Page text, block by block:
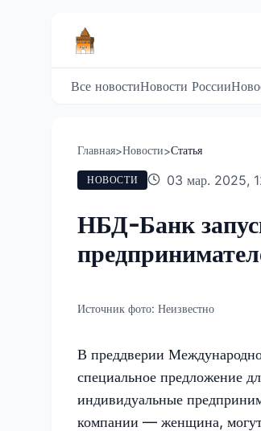
Все новостиНовости России
Главная>Новости>Статья
НОВОСТИ 03 мар. 2025,
НБД-Банк
Источник фото: Неизвестно
В преддверии
специальное предложение
индивидуальные
компании — женщина, могут